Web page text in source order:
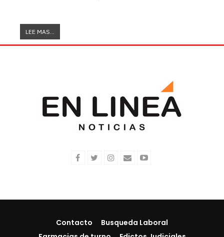
LEE MAS...
Contacto
Busqueda Laboral